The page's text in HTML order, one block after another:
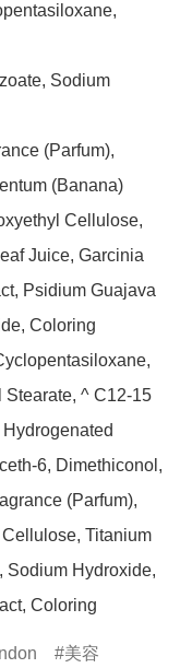
Sodium
(Parfum),
(Banana)
Cellulose,
Juice, Garcinia
Psidium Guajava
Coloring
Stearate, ^ C12-15
6, Dimethiconol,
(Parfum),
Titanium
Sodium Hydroxide,
Coloring
美容